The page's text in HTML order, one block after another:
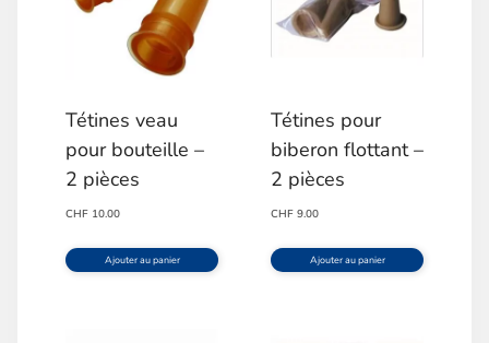
Tétines veau
pour bouteille –
2 pièces
CHF 10.00
Ajouter au panier
Tétines pour
biberon flottant –
2 pièces
CHF 9.00
Ajouter au panier